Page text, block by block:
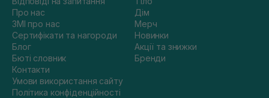
Про нас
ЗМІ про нас
Сертифікати та нагороди
Блог
Бюті словник
Контакти
Умови використання сайту
Політика конфіденційності
Дім
Мерч
Новинки
Акції та знижки
Бренди